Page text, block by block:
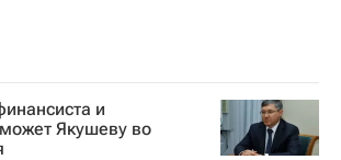
и
Якушеву во